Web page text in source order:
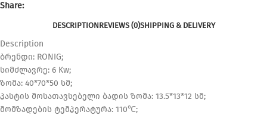
Share:
DESCRIPTIONREVIEWS (0)SHIPPING & DELIVERY
Description
ბრენდი: RONIG;
სიმძლავრე: 6 Kw;
ზომა: 40*70*50 სმ;
პასტის მოსათავსებელი ბადის ზომა: 13.5*13*12 სმ;
მომზადების ტემპერატურა: 110℃;